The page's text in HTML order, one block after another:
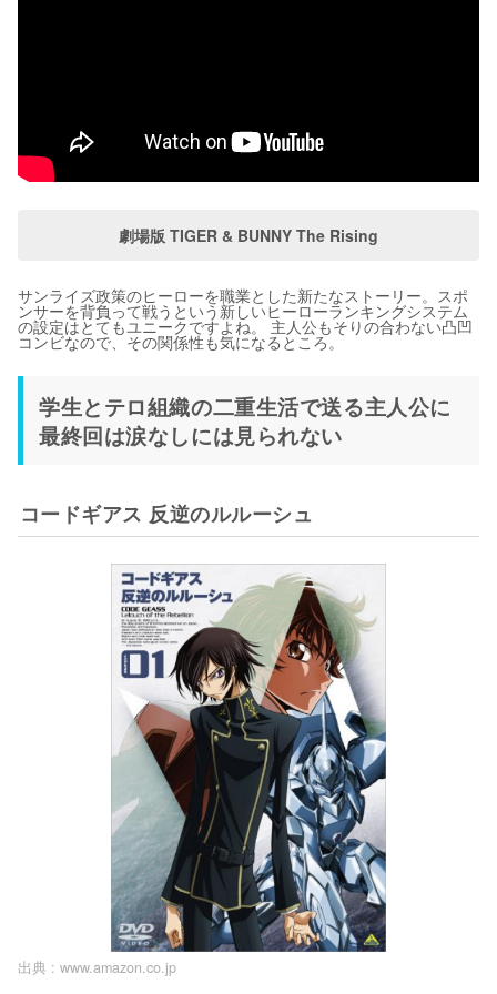
劇場版 TIGER & BUNNY The Rising
サンライズ政策のヒーローを職業とした新たなストーリー。スポ
ンサーを背負って戦うという新しいヒーローランキングシステム
の設定はとてもユニークですよね。 主人公もそりの合わない凸凹
コンビなので、その関係性も気になるところ。
学生とテロ組織の二重生活で送る主人公に
最終回は涙なしには見られない
コードギアス 反逆のルルーシュ
出典 : www.amazon.co.jp